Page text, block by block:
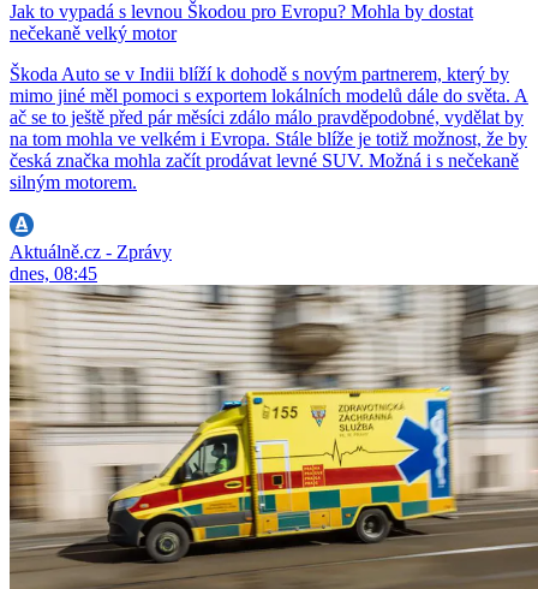
Jak to vypadá s levnou Škodou pro Evropu? Mohla by dostat
nečekaně velký motor
Škoda Auto se v Indii blíží k dohodě s novým partnerem, který by
mimo jiné měl pomoci s exportem lokálních modelů dále do světa. A
ač se to ještě před pár měsíci zdálo málo pravděpodobné, vydělat by
na tom mohla ve velkém i Evropa. Stále blíže je totiž možnost, že by
česká značka mohla začít prodávat levné SUV. Možná i s nečekaně
silným motorem.
Aktuálně.cz - Zprávy
dnes, 08:45